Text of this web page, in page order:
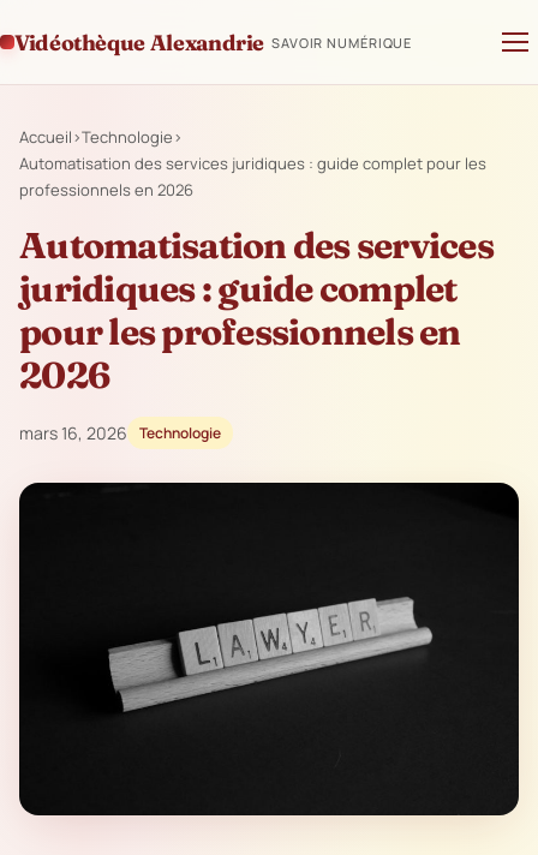
Vidéothèque Alexandrie SAVOIR NUMÉRIQUE
Accueil›Technologie›
Automatisation des services juridiques : guide complet pour les
professionnels en 2026
Automatisation des services
juridiques : guide complet
pour les professionnels en
2026
mars 16, 2026 Technologie